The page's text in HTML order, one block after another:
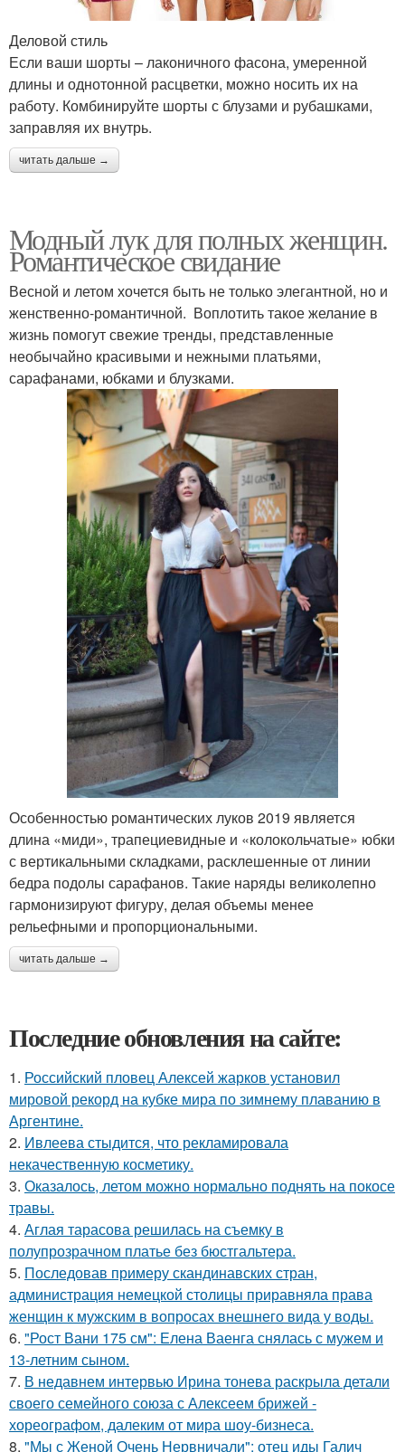
Деловой стиль
Если ваши шорты – лаконичного фасона, умеренной
длины и однотонной расцветки, можно носить их на
работу. Комбинируйте шорты с блузами и рубашками,
заправляя их внутрь.
читать дальше →
Модный лук для полных женщин.
Романтическое свидание
Весной и летом хочется быть не только элегантной, но и
женственно-романтичной. Воплотить такое желание в
жизнь помогут свежие тренды, представленные
необычайно красивыми и нежными платьями,
сарафанами, юбками и блузками.
Особенностью романтических луков 2019 является
длина «миди», трапециевидные и «колокольчатые» юбки
с вертикальными складками, расклешенные от линии
бедра подолы сарафанов. Такие наряды великолепно
гармонизируют фигуру, делая объемы менее
рельефными и пропорциональными.
читать дальше →
Последние обновления на сайте:
1. Российский пловец Алексей жарков установил
мировой рекорд на кубке мира по зимнему плаванию в
Аргентине.
2. Ивлеева стыдится, что рекламировала
некачественную косметику.
3. Оказалось, летом можно нормально поднять на покосе
травы.
4. Аглая тарасова решилась на съемку в
полупрозрачном платье без бюстгальтера.
5. Последовав примеру скандинавских стран,
администрация немецкой столицы приравняла права
женщин к мужским в вопросах внешнего вида у воды.
6. "Рост Вани 175 см": Елена Ваенга снялась с мужем и
13-летним сыном.
7. В недавнем интервью Ирина тонева раскрыла детали
своего семейного союза с Алексеем брижей -
хореографом, далеким от мира шоу-бизнеса.
8. "Мы с Женой Очень Нервничали": отец иды Галич